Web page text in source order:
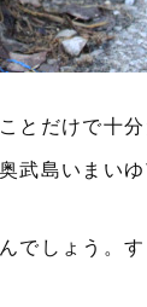
だけで十分
武島いまい
でしょう。